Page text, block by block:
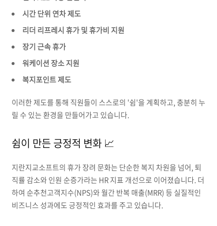
시간 단위 연차 제도
리더 리프레시 휴가 및 휴가비 지원
장기 근속 휴가
워케이션 장소 지원
복지포인트 제도
이러한 제도를 통해 직원들이 스스로의 '쉼'을 계획하고, 충분히 누
릴 수 있는 환경을 만들어가고 있습니다.
쉼이 만든 긍정적 변화 📈
지란지교소프트의 휴가 장려 문화는 단순한 복지 차원을 넘어, 퇴
직률 감소와 인원 순증가라는 HR 지표 개선으로 이어졌습니다. 더
하여 순추천고객지수(NPS)와 월간 반복 매출(MRR) 등 실질적인
비즈니스 성과에도 긍정적인 효과를 주고 있습니다.